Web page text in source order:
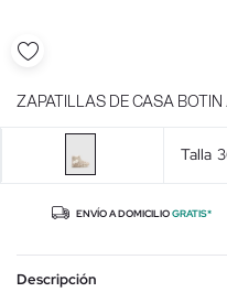
ZAPATILLAS DE CASA BOTIN
Talla
ENVÍO A DOMICILIOGRATIS*
Descripción